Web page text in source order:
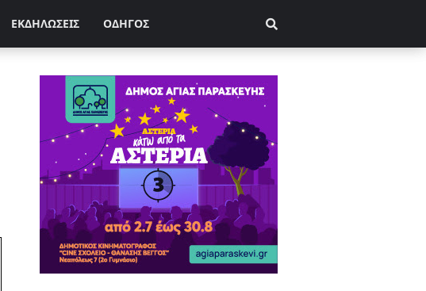
ΕΚΔΗΛΩΣΕΙΣ ΟΔΗΓΟΣ